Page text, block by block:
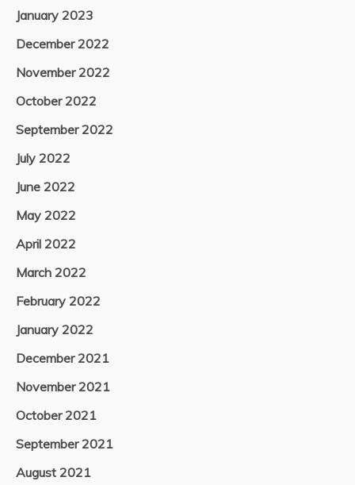
January 2023
December 2022
November 2022
October 2022
September 2022
July 2022
June 2022
May 2022
April 2022
March 2022
February 2022
January 2022
December 2021
November 2021
October 2021
September 2021
August 2021